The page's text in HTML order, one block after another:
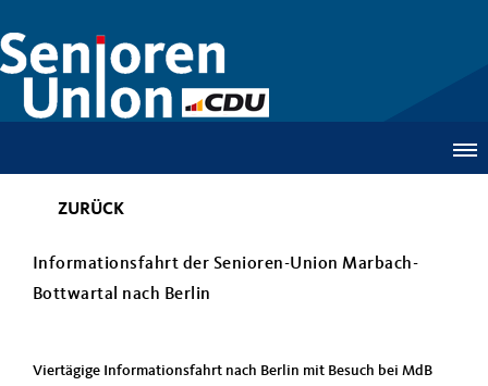
ZURÜCK
Informationsfahrt der Senioren-Union Marbach-
Bottwartal nach Berlin
Viertägige Informationsfahrt nach Berlin mit Besuch bei MdB